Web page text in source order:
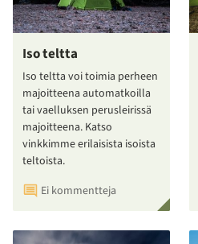
Iso teltta
Iso teltta voi toimia perheen
majoitteena automatkoilla
tai vaelluksen perusleirissä
majoitteena. Katso
vinkkimme erilaisista isoista
teltoista.
Ei kommentteja